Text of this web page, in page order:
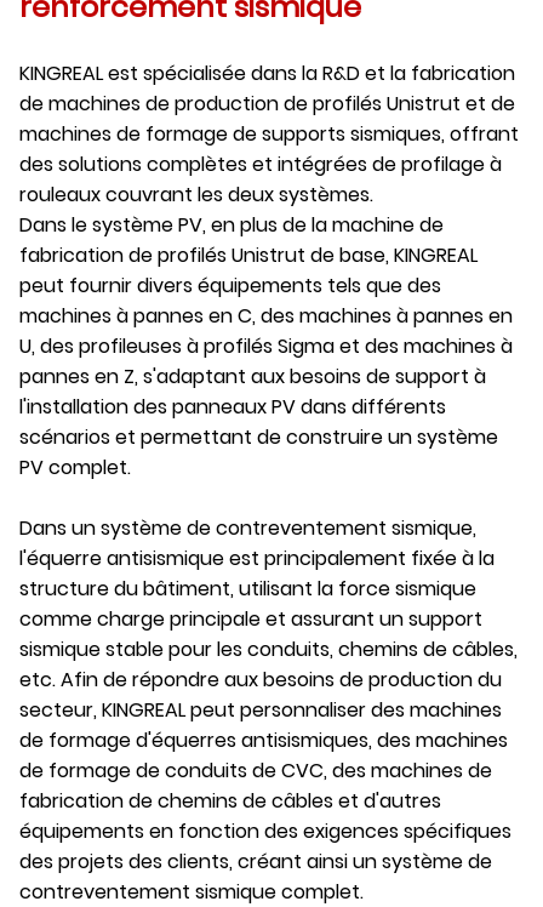
KINGREAL est spécialisée dans la R&D et la fabrication
de machines de production de profilés Unistrut et de
machines de formage de supports sismiques, offrant
des solutions complètes et intégrées de profilage à
rouleaux couvrant les deux systèmes.
Dans le système PV, en plus de la machine de
fabrication de profilés Unistrut de base, KINGREAL
peut fournir divers équipements tels que des
machines à pannes en C, des machines à pannes en
U, des profileuses à profilés Sigma et des machines à
pannes en Z, s'adaptant aux besoins de support à
l'installation des panneaux PV dans différents
scénarios et permettant de construire un système
PV complet.
Dans un système de contreventement sismique,
l'équerre antisismique est principalement fixée à la
structure du bâtiment, utilisant la force sismique
comme charge principale et assurant un support
sismique stable pour les conduits, chemins de câbles,
etc. Afin de répondre aux besoins de production du
secteur, KINGREAL peut personnaliser des machines
de formage d'équerres antisismiques, des machines
de formage de conduits de CVC, des machines de
fabrication de chemins de câbles et d'autres
équipements en fonction des exigences spécifiques
des projets des clients, créant ainsi un système de
contreventement sismique complet.